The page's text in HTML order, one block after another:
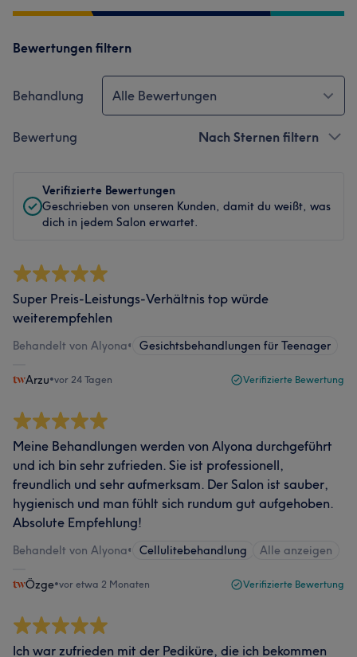
Bewertungen filtern
Behandlung Alle Bewertungen
Bewertung Nach Sternen filtern
Verifizierte Bewertungen
Geschrieben von unseren Kunden, damit du weißt, was
dich in jedem Salon erwartet.
Super Preis-Leistungs-Verhältnis top würde
weiterempfehlen
Behandelt von Alyona• Gesichtsbehandlungen für Teenager
Arzu•vor 24 Tagen Verifizierte Bewertung
Meine Behandlungen werden von Alyona durchgeführt
und ich bin sehr zufrieden. Sie ist professionell,
freundlich und sehr aufmerksam. Der Salon ist sauber,
hygienisch und man fühlt sich rundum gut aufgehoben.
Absolute Empfehlung!
Behandelt von Alyona• Cellulitebehandlung Alle anzeigen
Özge•vor etwa 2 Monaten Verifizierte Bewertung
Ich war zufrieden mit der Pediküre, die ich bekommen